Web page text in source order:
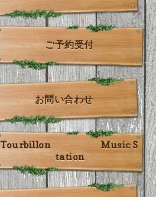
ご予約受付
お問い合わせ
Tourbillon Music S
tation